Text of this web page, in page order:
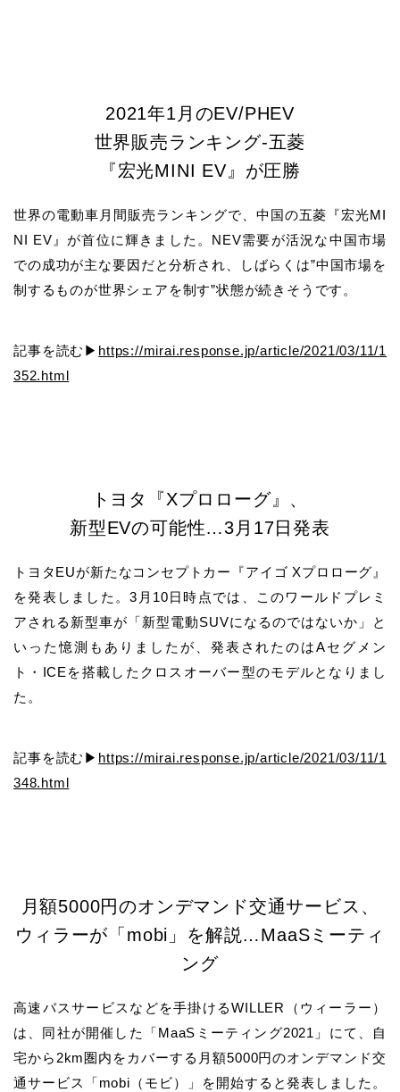
2021年1月のEV/PHEV
世界販売ランキング-五菱
『宏光MINI EV』が圧勝
世界の電動車月間販売ランキングで、中国の五菱『宏光MI
NI EV』が首位に輝きました。NEV需要が活況な中国市場
での成功が主な要因だと分析され、しばらくは”中国市場を
制するものが世界シェアを制す”状態が続きそうです。
記事を読む▶ https://mirai.response.jp/article/2021/03/11/1
352.html
トヨタ『Xプロローグ』、
新型EVの可能性…3月17日発表
トヨタEUが新たなコンセプトカー『アイゴ Xプロローグ』
を発表しました。3月10日時点では、このワールドプレミ
アされる新型車が「新型電動SUVになるのではないか」と
いった憶測もありましたが、発表されたのはAセグメン
ト・ICEを搭載したクロスオーバー型のモデルとなりまし
た。
記事を読む▶ https://mirai.response.jp/article/2021/03/11/1
348.html
月額5000円のオンデマンド交通サービス、
ウィラーが「mobi」を解説…MaaSミーティ
ング
高速バスサービスなどを手掛けるWILLER（ウィーラー）
は、同社が開催した「MaaSミーティング2021」にて、自
宅から2km圏内をカバーする月額5000円のオンデマンド交
通サービス「mobi（モビ）」を開始すると発表しました。